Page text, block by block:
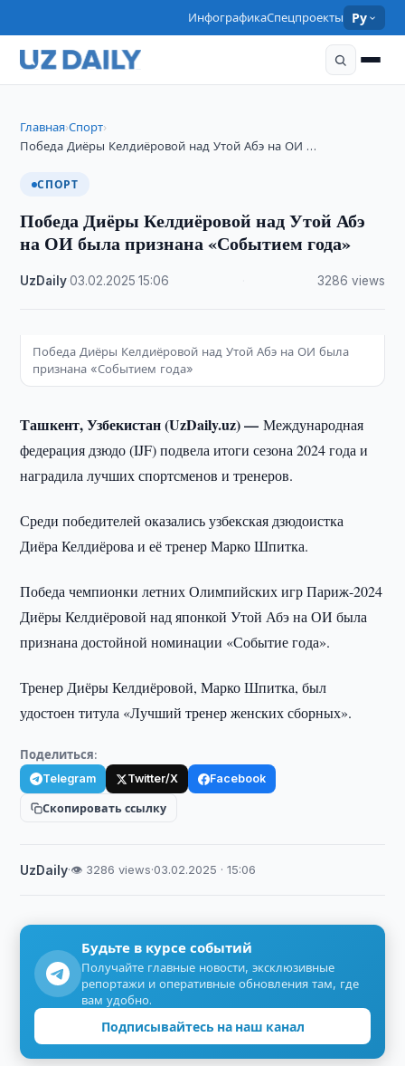
ИнфографикаСпецпроекты Ру
Главная›Спорт›
Победа Диёры Келдиёровой над Утой Абэ на ОИ …
СПОРТ
Победа Диёры Келдиёровой над Утой Абэ
на ОИ была признана «Событием года»
UzDaily·03.02.2025 ·15:06 3286 views
Победа Диёры Келдиёровой над Утой Абэ на ОИ была
признана «Событием года»
Ташкент, Узбекистан (UzDaily.uz) —Международная
федерация дзюдо (IJF) подвела итоги сезона 2024 года и
наградила лучших спортсменов и тренеров.
Среди победителей оказались узбекская дзюдоистка
Диёра Келдиёрова и её тренер Марко Шпитка.
Победа чемпионки летних Олимпийских игр Париж-2024
Диёры Келдиёровой над японкой Утой Абэ на ОИ была
признана достойной номинации «Событие года».
Тренер Диёры Келдиёровой, Марко Шпитка, был
удостоен титула «Лучший тренер женских сборных».
Поделиться:
Telegram Twitter/X Facebook
Скопировать ссылку
UzDaily·👁 3286 views·03.02.2025 · 15:06
Будьте в курсе событий
Получайте главные новости, эксклюзивные
репортажи и оперативные обновления там, где
вам удобно.
Подписывайтесь на наш канал